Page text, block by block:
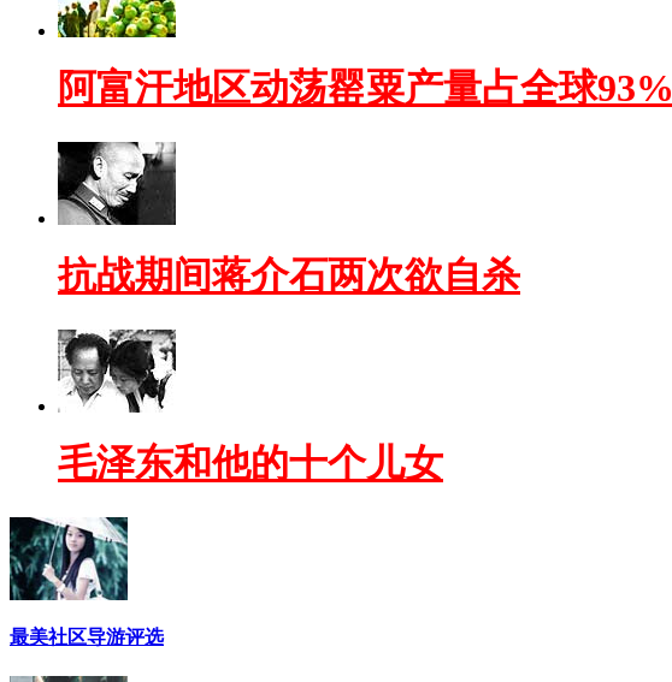
阿富汗地区动荡罂粟产量占全球93%
抗战期间蒋介石两次欲自杀
毛泽东和他的十个儿女
最美社区导游评选